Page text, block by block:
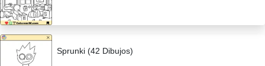
Sprunki (42 Dibujos)